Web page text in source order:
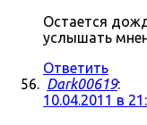
Остается
услышать
Ответить
Dark00619:
10.04.2011 в